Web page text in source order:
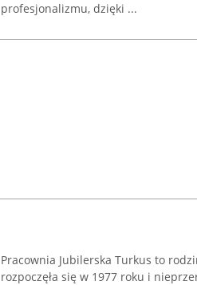
profesjonalizmu, dzięki ...
Pracownia Jubilerska Turkus to
rozpoczęła się w 1977 roku i